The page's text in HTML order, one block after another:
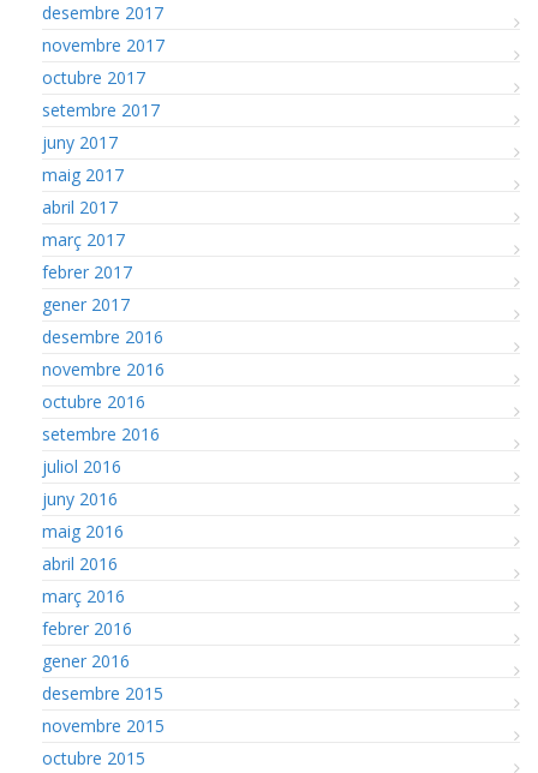
desembre 2017
novembre 2017
octubre 2017
setembre 2017
juny 2017
maig 2017
abril 2017
març 2017
febrer 2017
gener 2017
desembre 2016
novembre 2016
octubre 2016
setembre 2016
juliol 2016
juny 2016
maig 2016
abril 2016
març 2016
febrer 2016
gener 2016
desembre 2015
novembre 2015
octubre 2015